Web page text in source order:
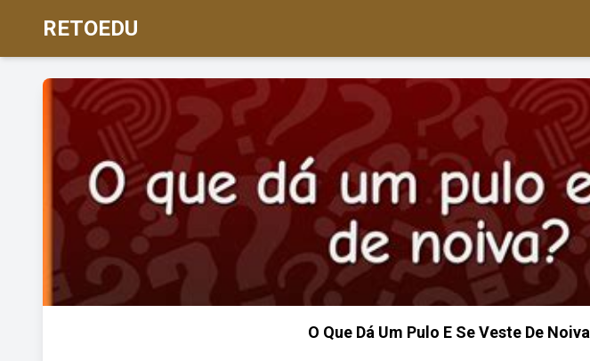
RETOEDU
O Que Dá Um Pulo E Se Veste De Noiva